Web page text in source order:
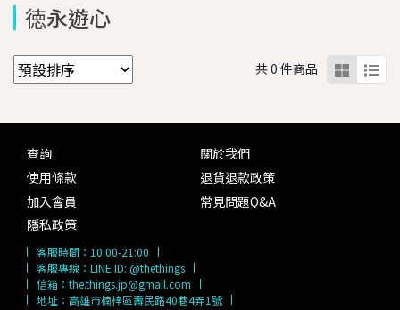
徳永遊心
共 0 件商品
查詢
關於我們
使用條款
退貨退款政策
加入會員
常見問題Q&A
隱私政策
客服時間： 10:00-21:00
客服專線： LINE ID: @thethings
信箱： the.things.jp@gmail.com
地址：高雄市楠梓區壽民路40巷4弄1號